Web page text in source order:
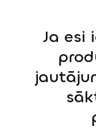
Ja esi